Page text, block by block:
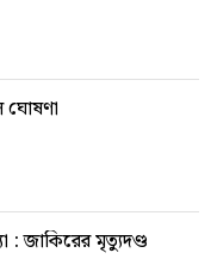
ঘোষণা
: জাকিরের মৃত্যুদণ্ড